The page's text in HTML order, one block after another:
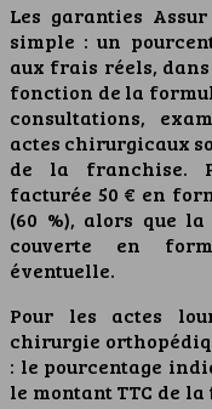
Les garanties
simple : un
aux frais réels,
fonction de la
consultations,
actes chirurgicaux
de la franchise.
facturée 50 € en
(60 %), alors que
couverte en
éventuelle.
Pour les actes
chirurgie
: le pourcentage
le montant TTC de